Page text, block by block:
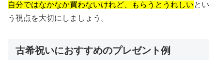
自分ではなかなか買わないけれど、もらうとうれしいとい
う視点を大切にしましょう。
古希祝いにおすすめのプレゼント例